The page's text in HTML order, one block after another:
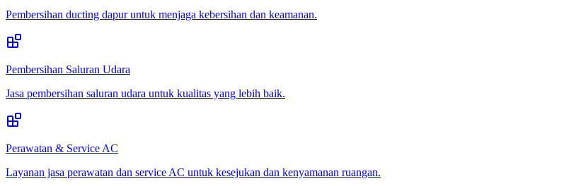
Pembersihan ducting dapur untuk menjaga kebersihan dan keamanan.
Pembersihan Saluran Udara
Jasa pembersihan saluran udara untuk kualitas yang lebih baik.
Perawatan & Service AC
Layanan jasa perawatan dan service AC untuk kesejukan dan kenyamanan ruangan.